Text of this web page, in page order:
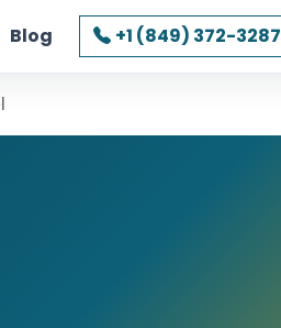
Blog +1 (849) 372-3287